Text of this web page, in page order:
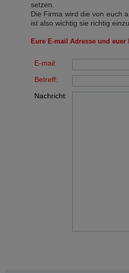
setzen.
Die Firma wird die von euch
ist also wichtig sie richtig
Eure E-mail Adresse und
E-mail:
Betreff:
Nachricht: